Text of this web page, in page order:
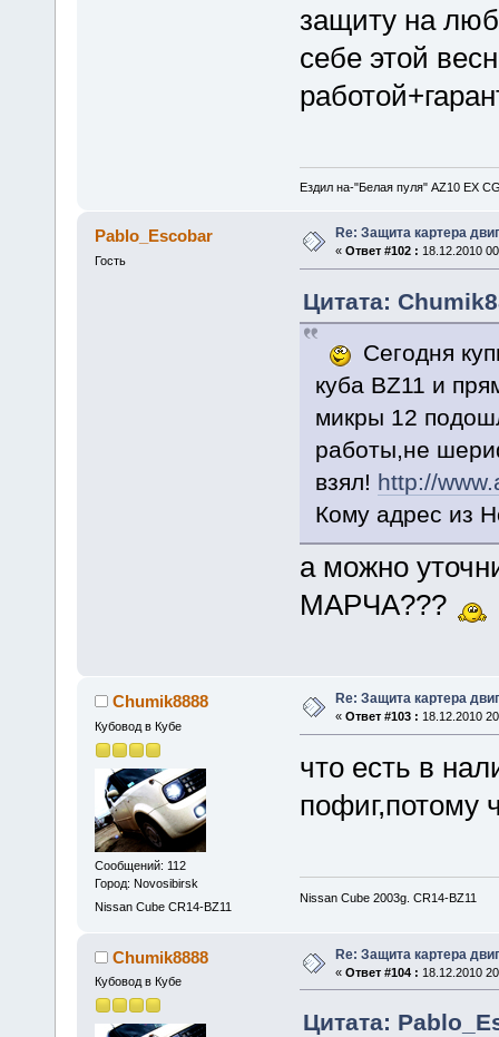
защиту на
себе этой
Ездил на-"Белая пуля" AZ10 EX
Pablo_Escobar
Гость
Re: Защита картера
« Ответ #102 : 18.12.2010
Цитата:
Сегодня
куба BZ11 и
микры 12
работы,не
взял! http://
Кому адрес из
а можно
МАРЧА???
Chumik8888
Кубовод в Кубе
Сообщений: 112
Город: Novosibirsk
Nissan Cube CR14-BZ11
Re: Защита картера
« Ответ #103 : 18.12.2010
что есть в
пофиг,потому
Nissan Cube 2003g. CR14-BZ11
Chumik8888
Кубовод в Кубе
Re: Защита картера
« Ответ #104 : 18.12.2010
Цитата: